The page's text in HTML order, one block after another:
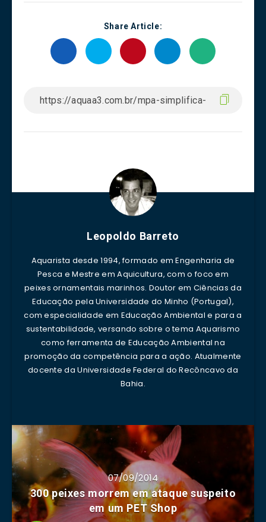
Share Article:
Leopoldo Barreto
Aquarista desde 1994, formado em Engenharia de
Pesca e Mestre em Aquicultura, com o foco em
peixes ornamentais marinhos. Doutor em Ciências da
Educação pela Universidade do Minho (Portugal),
com especialidade em Educação Ambiental e para a
sustentabilidade, versando sobre o tema Aquarismo
como ferramenta de Educação Ambiental na
promoção da competência para a ação. Atualmente
docente da Universidade Federal do Recôncavo da
Bahia.
07/09/2014
300 peixes morrem em ataque suspeito
em um PET Shop